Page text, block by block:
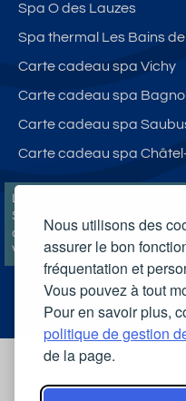
Nous utilisons des
assurer le bon
fréquentation et
Vous pouvez à tout
Pour en savoir plus,
politique de gestion
de la page.
Spa O des Lauzes
Spa thermal Les Bains
Carte cadeau spa Vichy
Carte cadeau spa
Carte cadeau spa
Carte cadeau spa
LesCuristes.fr participe et est
Spécifications et Politiques du
de l'IAB Europe et utilise la
Vous pouvez modifier vos